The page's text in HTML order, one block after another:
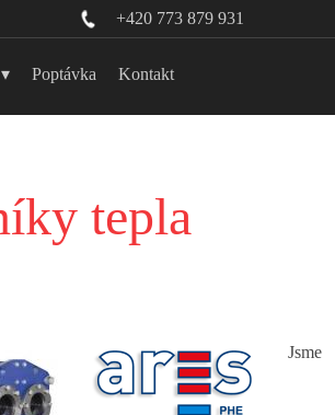
+420 773 879 931
Poptávka Kontakt
tepla
Jsme